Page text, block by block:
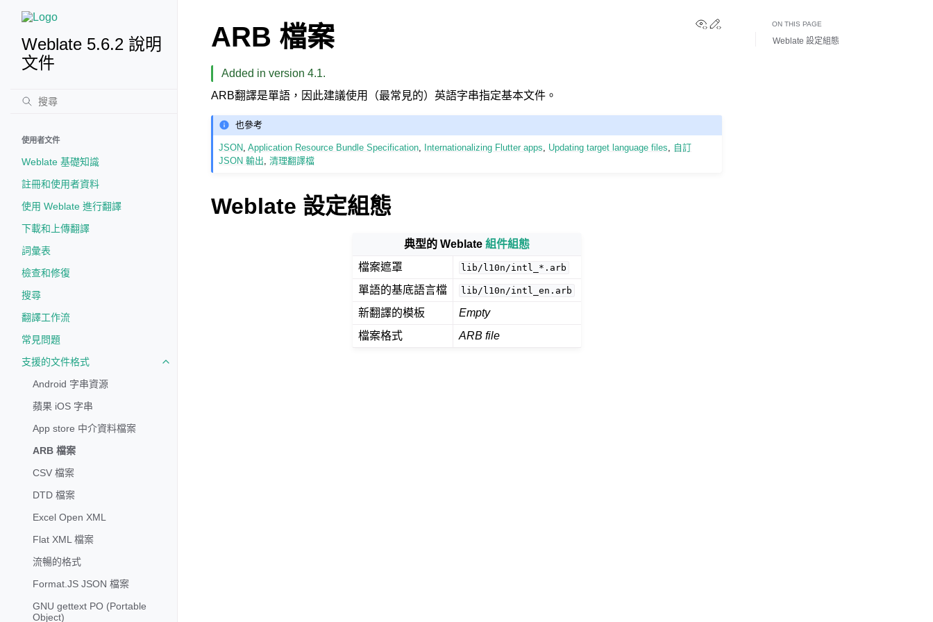
Weblate 5.6.2 說明
文件
使用者文件
Weblate 基礎知識
註冊和使用者資料
使用 Weblate 進行翻譯
下載和上傳翻譯
詞彙表
檢查和修復
搜尋
翻譯工作流
常見問題
支援的文件格式
Toggle navigation of 支援的文件格式
Android 字串資源
蘋果 iOS 字串
App store 中介資料檔案
ARB 檔案
CSV 檔案
DTD 檔案
Excel Open XML
Flat XML 檔案
流暢的格式
Format.JS JSON 檔案
GNU gettext PO (Portable
Object)
View this page
Edit this page
ARB 檔案
Added in version 4.1.
ARB翻譯是單語，因此建議使用（最常見的）英語字串指定基本文件。
也參考
JSON ,Application Resource Bundle Specification Internationalizing Flutter apps Updating target language files
自訂
JSON 輸出 ,清理翻譯檔
Weblate 設定組態
典型的 Weblate 組件組態
檔案遮罩
lib/l10n/intl_*.arb
單語的基底語言檔 lib/l10n/intl_en.arb
新翻譯的模板
Empty
檔案格式
ARB file
ON THIS PAGE
Weblate 設定組態